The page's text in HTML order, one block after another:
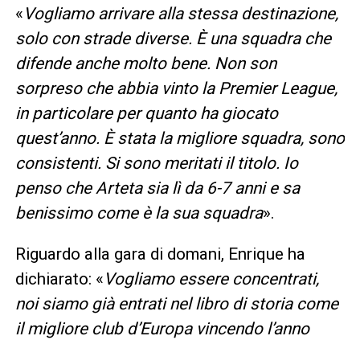
« Vogliamo arrivare alla stessa destinazione,
solo con strade diverse. È una squadra che
difende anche molto bene. Non son
sorpreso che abbia vinto la Premier League,
in particolare per quanto ha giocato
quest’anno. È stata la migliore squadra, sono
consistenti. Si sono meritati il titolo. Io
penso che Arteta sia lì da 6-7 anni e sa
benissimo come è la sua squadra».
Riguardo alla gara di domani, Enrique ha
dichiarato: « Vogliamo essere concentrati,
noi siamo già entrati nel libro di storia come
il migliore club d’Europa vincendo l’anno